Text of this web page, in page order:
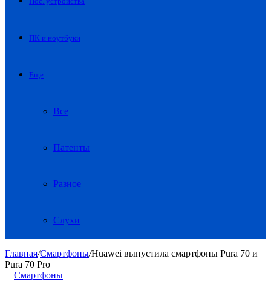
ПК и ноутбуки
Еще
Все
Патенты
Разное
Слухи
Главная/Смартфоны/Huawei выпустила смартфоны Pura 70 и
Pura 70 Pro
Смартфоны